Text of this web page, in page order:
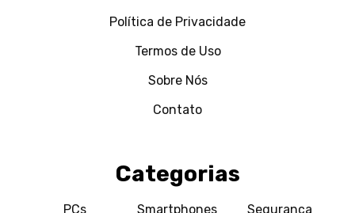
Política de Privacidade
Termos de Uso
Sobre Nós
Contato
Categorias
PCs Smartphones Segurança